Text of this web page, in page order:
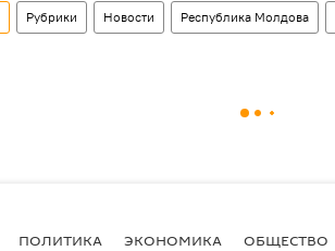
Рубрики Новости Республика Молдова
ПОЛИТИКА ЭКОНОМИКА ОБЩЕСТВО